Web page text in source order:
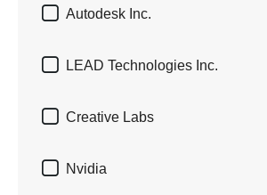
 Autodesk Inc.
 LEAD Technologies Inc.
 Creative Labs
 Nvidia